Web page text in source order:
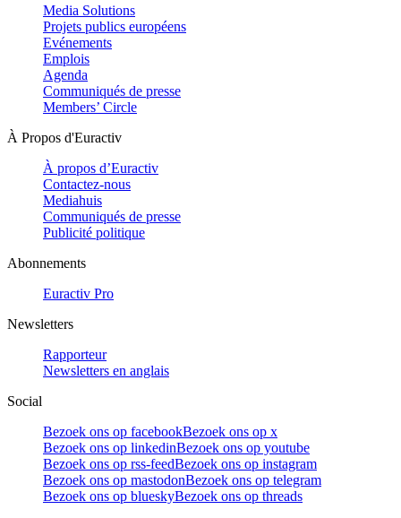
Media Solutions
Projets publics européens
Evénements
Emplois
Agenda
Communiqués de presse
Members’ Circle
À Propos d'Euractiv
À propos d’Euractiv
Contactez-nous
Mediahuis
Communiqués de presse
Publicité politique
Abonnements
Euractiv Pro
Newsletters
Rapporteur
Newsletters en anglais
Social
Bezoek ons op facebookBezoek ons op x
Bezoek ons op linkedinBezoek ons op youtube
Bezoek ons op rss-feedBezoek ons op instagram
Bezoek ons op mastodonBezoek ons op telegram
Bezoek ons op blueskyBezoek ons op threads